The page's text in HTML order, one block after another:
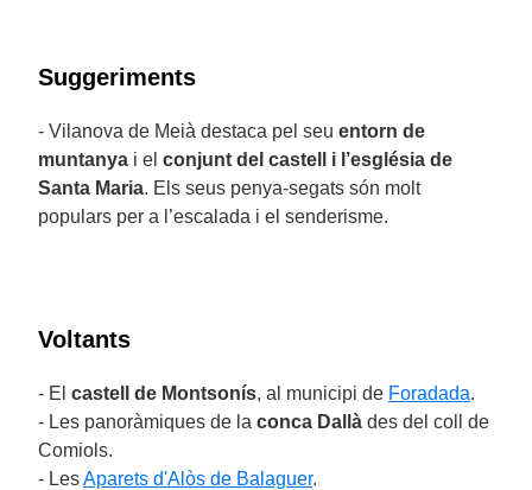
Suggeriments
- Vilanova de Meià destaca pel seu entorn de
muntanya i el conjunt del castell i l’església de
Santa Maria. Els seus penya-segats són molt
populars per a l’escalada i el senderisme.
Voltants
- El castell de Montsonís, al municipi de Foradada.
- Les panoràmiques de la conca Dallà des del coll de
Comiols.
- LesAparets d'Alòs de Balaguer.